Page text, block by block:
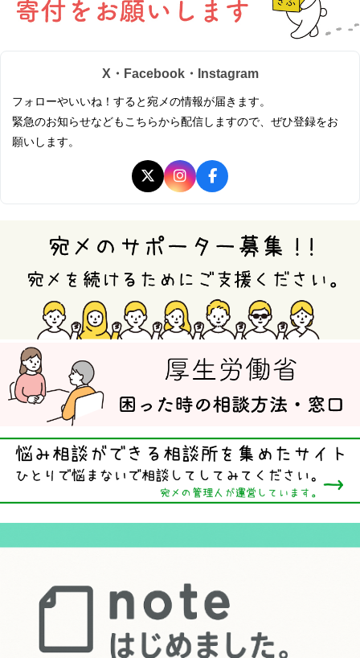
X・Facebook・Instagram
フォローやいいね！すると宛メの情報が届きます。
緊急のお知らせなどもこちらから配信しますので、ぜひ登録をお
願いします。